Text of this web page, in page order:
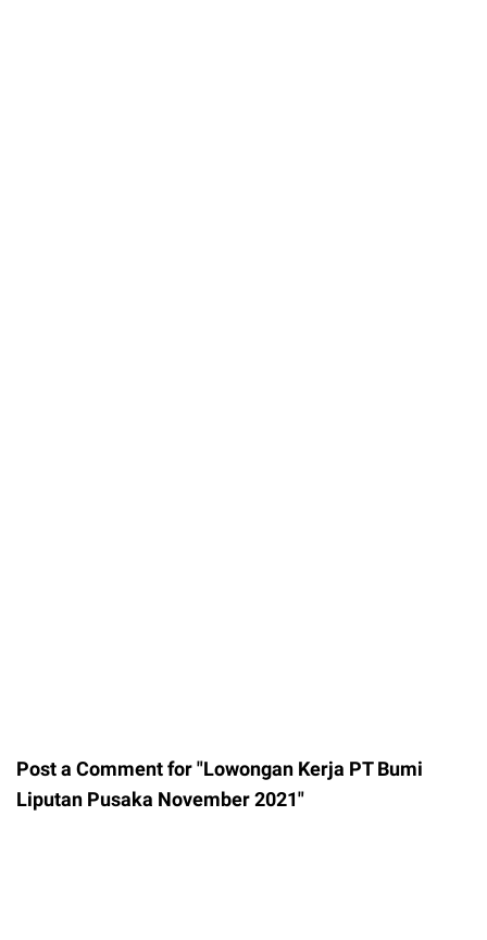
Post a Comment for "Lowongan Kerja PT Bumi
Liputan Pusaka November 2021"